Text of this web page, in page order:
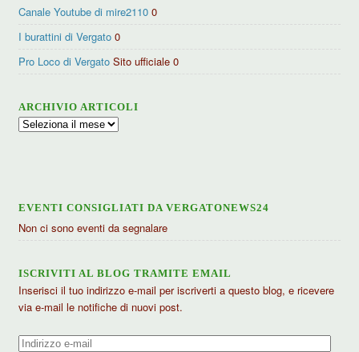
Canale Youtube di mire2110 0
I burattini di Vergato 0
Pro Loco di Vergato Sito ufficiale 0
ARCHIVIO ARTICOLI
Archivio
EVENTI CONSIGLIATI DA VERGATONEWS24
Non ci sono eventi da segnalare
ISCRIVITI AL BLOG TRAMITE EMAIL
Inserisci il tuo indirizzo e-mail per iscriverti a questo blog, e ricevere
via e-mail le notifiche di nuovi post.
Indirizzo